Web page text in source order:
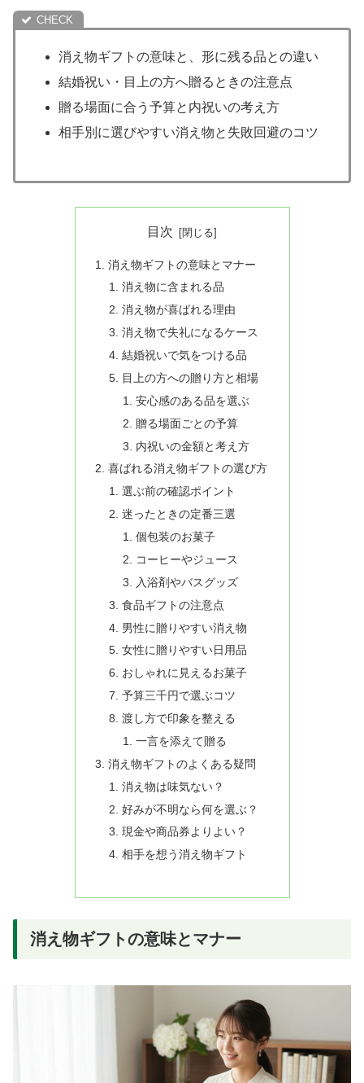
消え物ギフトの意味と、形に残る品との違い
結婚祝い・目上の方へ贈るときの注意点
贈る場面に合う予算と内祝いの考え方
相手別に選びやすい消え物と失敗回避のコツ
目次
消え物ギフトの意味とマナー
消え物に含まれる品
消え物が喜ばれる理由
消え物で失礼になるケース
結婚祝いで気をつける品
目上の方への贈り方と相場
安心感のある品を選ぶ
贈る場面ごとの予算
内祝いの金額と考え方
喜ばれる消え物ギフトの選び方
選ぶ前の確認ポイント
迷ったときの定番三選
個包装のお菓子
コーヒーやジュース
入浴剤やバスグッズ
食品ギフトの注意点
男性に贈りやすい消え物
女性に贈りやすい日用品
おしゃれに見えるお菓子
予算三千円で選ぶコツ
渡し方で印象を整える
一言を添えて贈る
消え物ギフトのよくある疑問
消え物は味気ない？
好みが不明なら何を選ぶ？
現金や商品券よりよい？
相手を想う消え物ギフト
消え物ギフトの意味とマナー